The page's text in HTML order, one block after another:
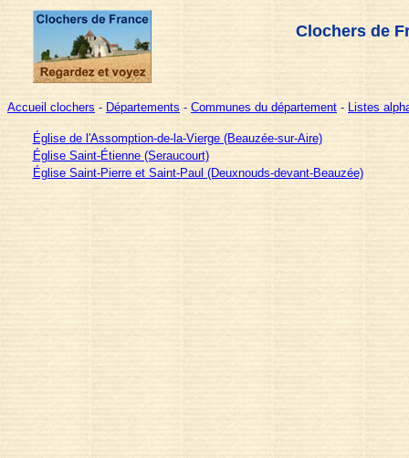
Clochers de
Accueil clochers - Départements - Communes du département - Listes
Église de l'Assomption-de-la-Vierge (Beauzée-sur-Aire)
Église Saint-Étienne (Seraucourt)
Église Saint-Pierre et Saint-Paul (Deuxnouds-devant-Beauzée)